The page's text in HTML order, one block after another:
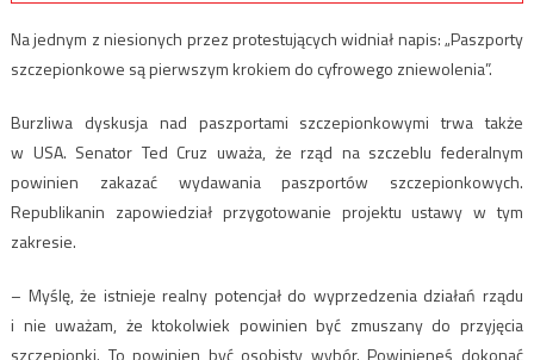
Na jednym z niesionych przez protestujących widniał napis: „Paszporty
szczepionkowe są pierwszym krokiem do cyfrowego zniewolenia”.
Burzliwa dyskusja nad paszportami szczepionkowymi trwa także
w USA. Senator Ted Cruz uważa, że rząd na szczeblu federalnym
powinien zakazać wydawania paszportów szczepionkowych.
Republikanin zapowiedział przygotowanie projektu ustawy w tym
zakresie.
– Myślę, że istnieje realny potencjał do wyprzedzenia działań rządu
i nie uważam, że ktokolwiek powinien być zmuszany do przyjęcia
szczepionki. To powinien być osobisty wybór. Powinieneś dokonać